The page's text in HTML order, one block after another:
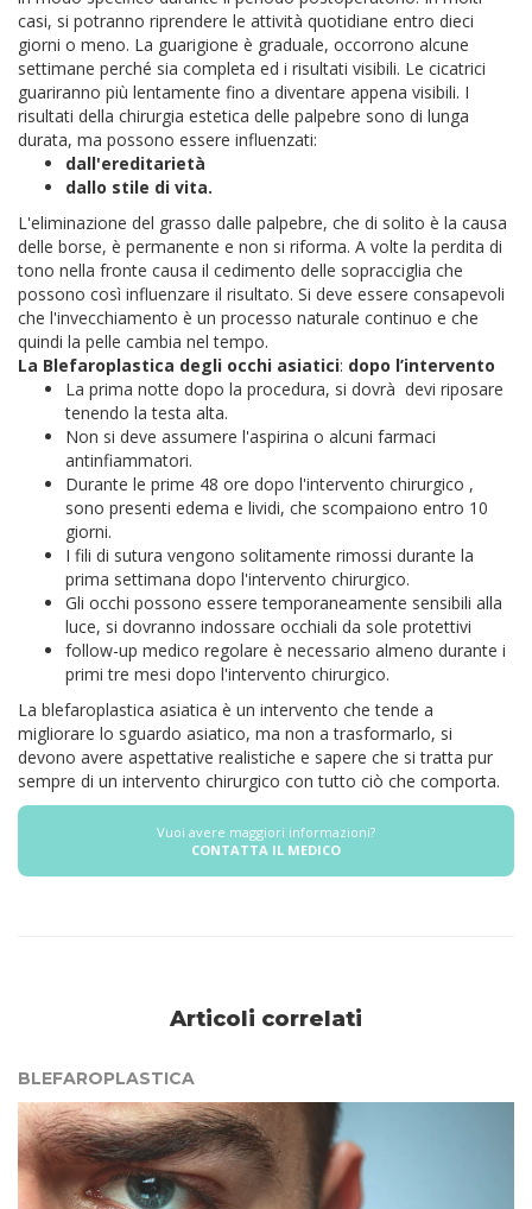
casi, si potranno riprendere le attività quotidiane entro dieci
giorni o meno. La guarigione è graduale, occorrono alcune
settimane perché sia completa ed i risultati visibili. Le cicatrici
guariranno più lentamente fino a diventare appena visibili. I
risultati della chirurgia estetica delle palpebre sono di lunga
durata, ma possono essere influenzati:
dall'ereditarietà
dallo stile di vita.
L'eliminazione del grasso dalle palpebre, che di solito è la causa
delle borse, è permanente e non si riforma. A volte la perdita di
tono nella fronte causa il cedimento delle sopracciglia che
possono così influenzare il risultato. Si deve essere consapevoli
che l'invecchiamento è un processo naturale continuo e che
quindi la pelle cambia nel tempo.
La Blefaroplastica degli occhi asiatici: dopo l’intervento
La prima notte dopo la procedura, si dovrà devi riposare
tenendo la testa alta.
Non si deve assumere l'aspirina o alcuni farmaci
antinfiammatori.
Durante le prime 48 ore dopo l'intervento chirurgico ,
sono presenti edema e lividi, che scompaiono entro 10
giorni.
I fili di sutura vengono solitamente rimossi durante la
prima settimana dopo l'intervento chirurgico.
Gli occhi possono essere temporaneamente sensibili alla
luce, si dovranno indossare occhiali da sole protettivi
follow-up medico regolare è necessario almeno durante i
primi tre mesi dopo l'intervento chirurgico.
La blefaroplastica asiatica è un intervento che tende a
migliorare lo sguardo asiatico, ma non a trasformarlo, si
devono avere aspettative realistiche e sapere che si tratta pur
sempre di un intervento chirurgico con tutto ciò che comporta.
Vuoi avere maggiori informazioni?
CONTATTA IL MEDICO
Articoli correlati
BLEFAROPLASTICA